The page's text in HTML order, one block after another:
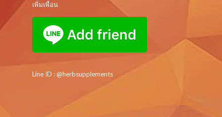
เพิ่มเพื่อน
Line ID : @herbsupplements